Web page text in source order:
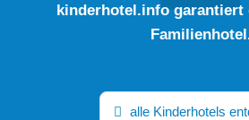
kinderhotel.info garantiert
alle Kinderhotels